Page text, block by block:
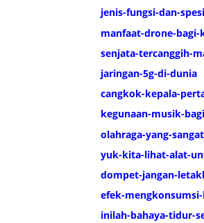
jenis-fungsi-dan-
manfaat-drone-bagi-
senjata-tercanggih-
jaringan-5g-di-dunia
cangkok-kepala-
kegunaan-musik-
olahraga-yang-
yuk-kita-lihat-alat-
dompet-jangan-
efek-
inilah-bahaya-tidur-